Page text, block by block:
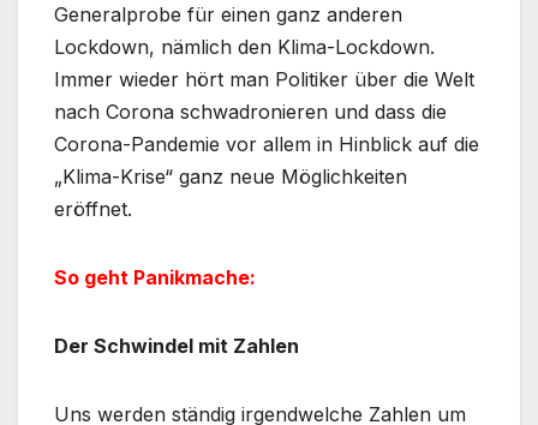
Generalprobe für einen ganz anderen
Lockdown, nämlich den Klima-Lockdown.
Immer wieder hört man Politiker über die Welt
nach Corona schwadronieren und dass die
Corona-Pandemie vor allem in Hinblick auf die
„Klima-Krise“ ganz neue Möglichkeiten
eröffnet.
So geht Panikmache:
Der Schwindel mit Zahlen
Uns werden ständig irgendwelche Zahlen um